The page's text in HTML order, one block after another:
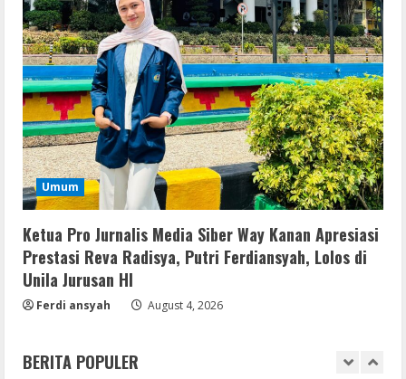
Umum
Ketua Pro Jurnalis Media Siber Way Kanan Apresiasi
Prestasi Reva Radisya, Putri Ferdiansyah, Lolos di
Unila Jurusan HI
Ferdi ansyah August 4, 2026
BERITA POPULER
3 August 6, 2026
4
Lan
Assassin’s Creed Shadows Digital
Deluxe Edition Cracked Rune Release
for Desktop
August 6, 2026
5
Umum
Profil AKBP Ramadhona, Eks Perwira
Brimob Papua Kini Jabat Kapolres Way
Kanan
August 5, 2026
1
Serialers
VMware Workstation Portable +